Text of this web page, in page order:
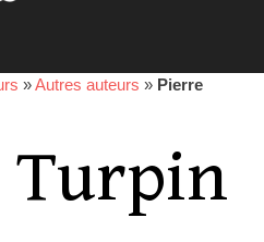
»Autres auteurs » Pierre
Turpin